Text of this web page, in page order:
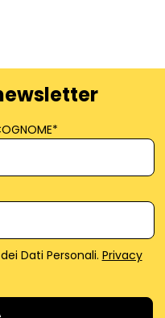
*
Dati Personali. Privacy